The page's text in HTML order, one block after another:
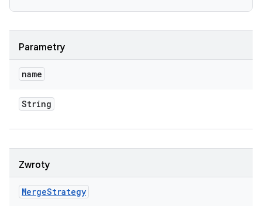
Parametry
name
String
Zwroty
MergeStrategy